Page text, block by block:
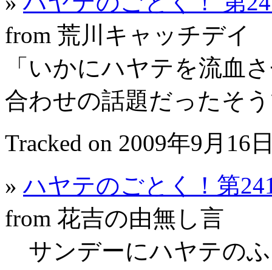
from 荒川キャッチデイ
「いかにハヤテを流血
合わせの話題だったそ
Tracked on 2009年9月16
»ハヤテのごとく！第
from 花吉の由無し言
サンデーにハヤテの